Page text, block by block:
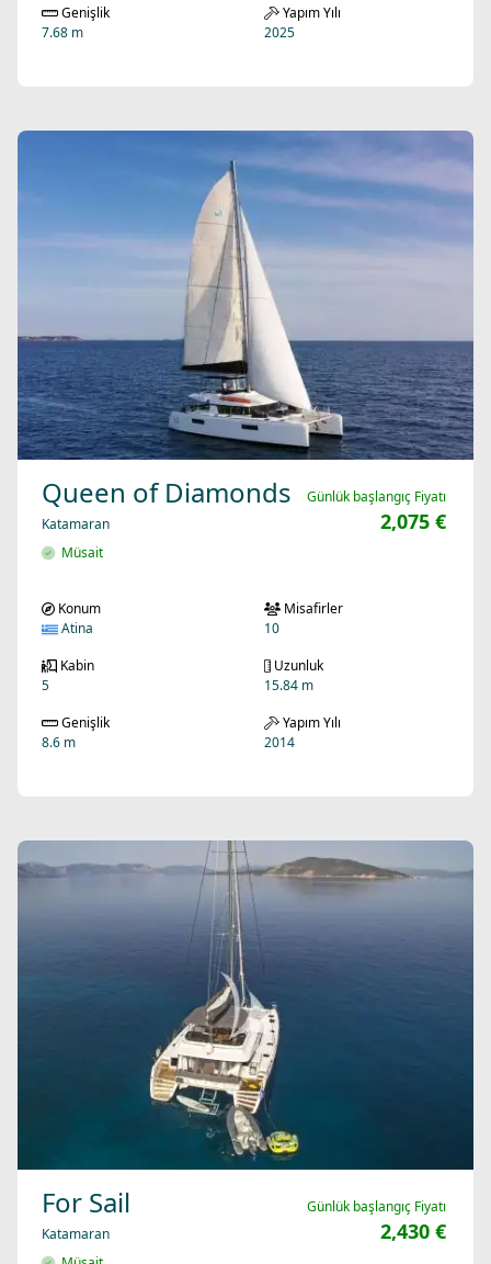
Genişlik
7.68 m
Yapım Yılı
2025
Queen of Diamonds
Katamaran
Müsait
Günlük başlangıç Fiyatı
2,075 €
Konum
Atina
Misafirler
10
Kabin
5
Uzunluk
15.84 m
Genişlik
8.6 m
Yapım Yılı
2014
For Sail
Katamaran
Günlük başlangıç Fiyatı
2,430 €